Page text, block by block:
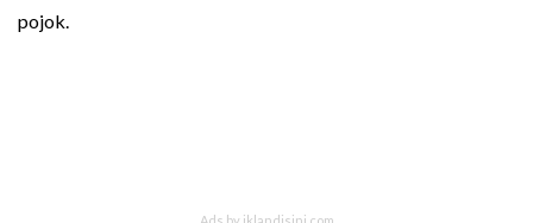
pojok.